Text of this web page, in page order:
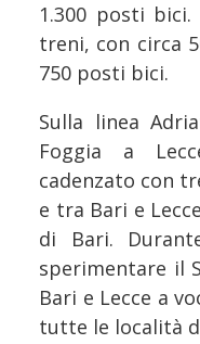
1.300 posti
treni, con circa
750 posti bici.
Sulla linea
Foggia a
cadenzato con
e tra Bari e
di Bari.
sperimentare il
Bari e Lecce a
tutte le località